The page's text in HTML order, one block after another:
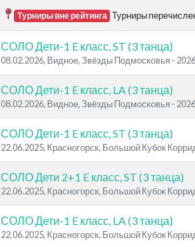
Турниры вне рейтинга Турниры
СОЛО Дети-1 E класс, ST (3 танца)
08.02.2026, Видное, Звёзды Подмосковья -
СОЛО Дети-1 E класс, LA (3 танца)
08.02.2026, Видное, Звёзды Подмосковья -
СОЛО Дети-1 E класс, ST (3 танца)
22.06.2025, Красногорск, Большой Кубок
СОЛО Дети 2+1 E класс, ST (3 танца)
22.06.2025, Красногорск, Большой Кубок
СОЛО Дети-1 E класс, LA (3 танца)
22.06.2025, Красногорск, Большой Кубок